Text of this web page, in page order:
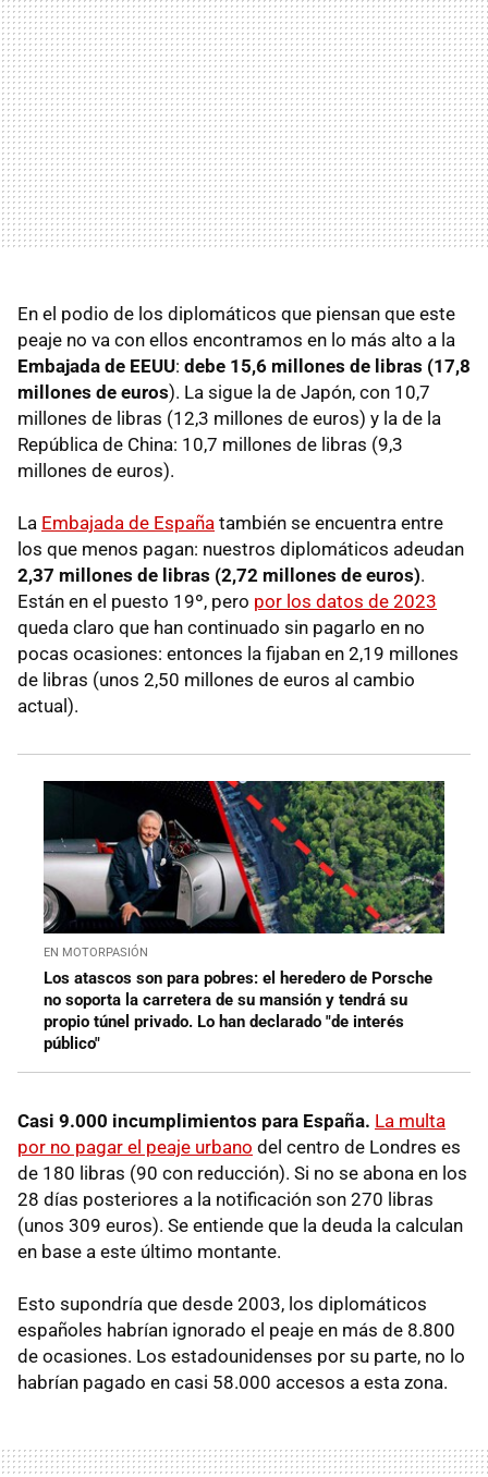
En el podio de los diplomáticos que piensan que este
peaje no va con ellos encontramos en lo más alto a la
Embajada de EEUU: debe 15,6 millones de libras (17,8
millones de euros). La sigue la de Japón, con 10,7
millones de libras (12,3 millones de euros) y la de la
República de China: 10,7 millones de libras (9,3
millones de euros).
La Embajada de España también se encuentra entre
los que menos pagan: nuestros diplomáticos adeudan
2,37 millones de libras (2,72 millones de euros).
Están en el puesto 19º, pero por los datos de 2023
queda claro que han continuado sin pagarlo en no
pocas ocasiones: entonces la fijaban en 2,19 millones
de libras (unos 2,50 millones de euros al cambio
actual).
EN MOTORPASIÓN
Los atascos son para pobres: el heredero de Porsche
no soporta la carretera de su mansión y tendrá su
propio túnel privado. Lo han declarado "de interés
público"
Casi 9.000 incumplimientos para España. La multa
por no pagar el peaje urbano del centro de Londres es
de 180 libras (90 con reducción). Si no se abona en los
28 días posteriores a la notificación son 270 libras
(unos 309 euros). Se entiende que la deuda la calculan
en base a este último montante.
Esto supondría que desde 2003, los diplomáticos
españoles habrían ignorado el peaje en más de 8.800
de ocasiones. Los estadounidenses por su parte, no lo
habrían pagado en casi 58.000 accesos a esta zona.